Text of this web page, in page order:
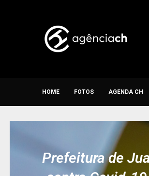
HOME FOTOS AGENDA CH
Prefeitura de